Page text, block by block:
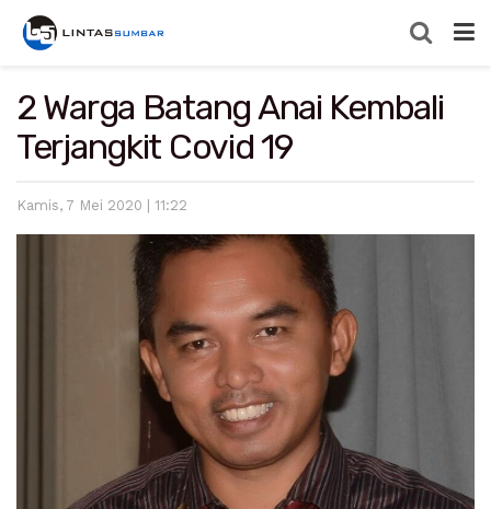
2 Warga Batang Anai Kembali
Terjangkit Covid 19
Kamis, 7 Mei 2020 | 11:22